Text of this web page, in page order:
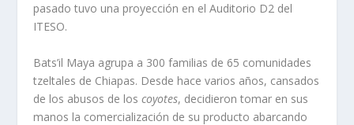
pasado tuvo una proyección en el Auditorio D2 del
ITESO.
Bats’il Maya agrupa a 300 familias de 65 comunidades
tzeltales de Chiapas. Desde hace varios años, cansados
de los abusos de loscoyotes, decidieron tomar en sus
manos la comercialización de su producto abarcando